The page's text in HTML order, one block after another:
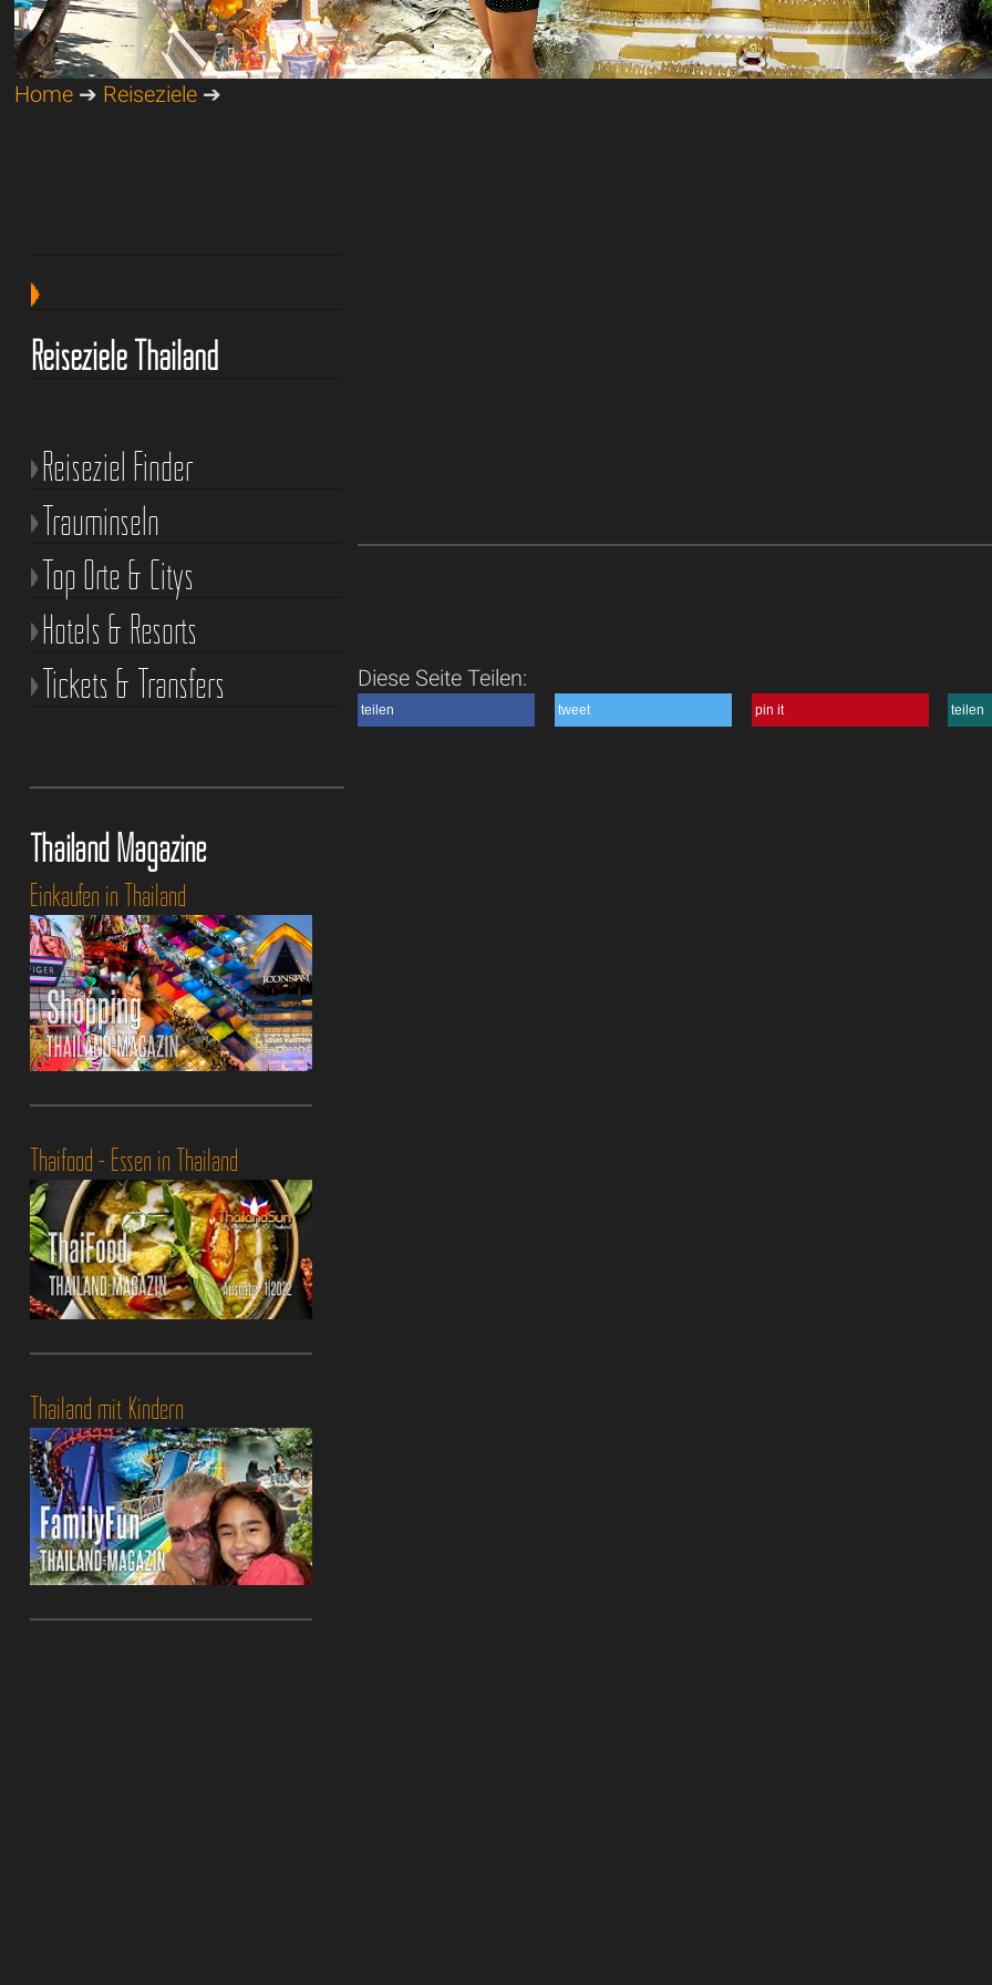
Home ➔ Reiseziele ➔
Diese Seite Teilen:
teilen tweet pin it teilen
Reiseziele Thailand
Reiseziel Finder
Trauminseln
Top Orte & Citys
Hotels & Resorts
Tickets & Transfers
Thailand Magazine
Einkaufen in Thailand
Thaifood - Essen in Thailand
Thailand mit Kindern